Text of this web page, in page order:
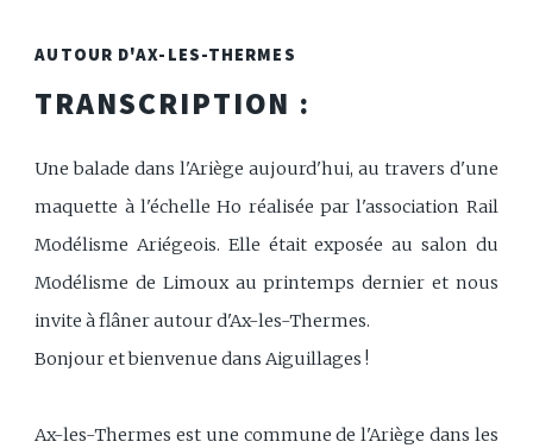
AUTOUR D'AX-LES-THERMES
TRANSCRIPTION :
Une balade dans l'Ariège aujourd'hui, au travers d'une
maquette à l'échelle Ho réalisée par l'association Rail
Modélisme Ariégeois. Elle était exposée au salon du
Modélisme de Limoux au printemps dernier et nous
invite à flâner autour d'Ax-les-Thermes.
Bonjour et bienvenue dans Aiguillages !
Ax-les-Thermes est une commune de l'Ariège dans les